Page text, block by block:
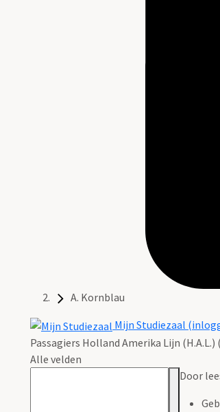
A. Kornblau
Mijn Studiezaal
Passagiers Holland Amerika Lijn
Alle velden
Door